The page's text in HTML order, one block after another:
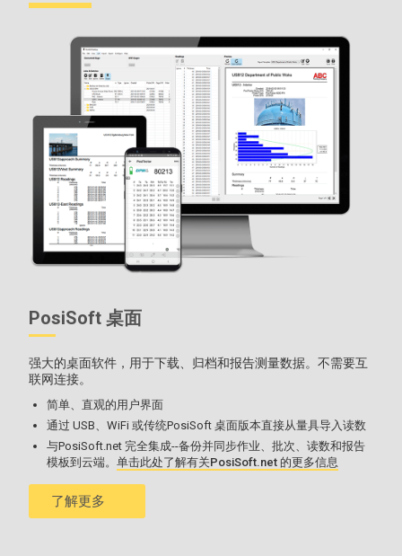
PosiSoft 桌面
强大的桌面软件，用于下载、归档和报告测量数据。不需要互
联网连接。
简单、直观的用户界面
通过 USB、WiFi 或传统PosiSoft 桌面版本直接从量具导入读数
与PosiSoft.net 完全集成--备份并同步作业、批次、读数和报告
模板到云端。单击此处了解有关PosiSoft.net 的更多信息
了解更多